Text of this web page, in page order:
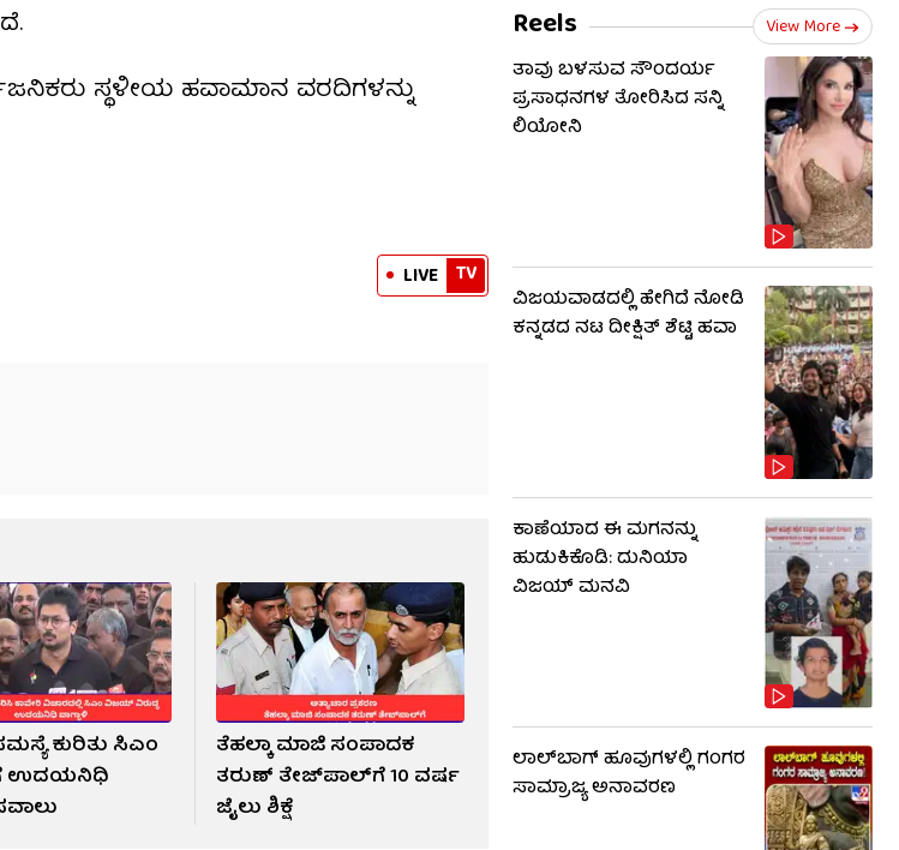
ಸ್ಥಳೀಯ ಹವಾಮಾನ ವರದಿಗಳನ್ನು
LIVE TV
ಕುರಿತು ಸಿಎಂ
ಉದಯನಿಧಿ
ತೆಹಲ್ಕಾ ಮಾಜಿ ಸಂಪಾದಕ
ತರುಣ್ ತೇಜ್‌ಪಾಲ್‌ಗೆ 10 ವರ್ಷ
ಜೈಲು ಶಿಕ್ಷೆ
Reels View More
ತಾವು ಬಳಸುವ ಸೌಂದರ್ಯ
ಪ್ರಸಾಧನಗಳ ತೋರಿಸಿದ ಸನ್ನಿ
ಲಿಯೋನಿ
ವಿಜಯವಾಡದಲ್ಲಿ ಹೇಗಿದೆ ನೋಡಿ
ಕನ್ನಡದ ನಟ ದೀಕ್ಷಿತ್ ಶೆಟ್ಟಿ ಹವಾ
ಕಾಣೆಯಾದ ಈ ಮಗನನ್ನು
ಹುಡುಕಿಕೊಡಿ: ದುನಿಯಾ
ವಿಜಯ್ ಮನವಿ
ಲಾಲ್​ಬಾಗ್ ಹೂವುಗಳಲ್ಲಿ ಗಂಗರ
ಸಾಮ್ರಾಜ್ಯ ಅನಾವರಣ